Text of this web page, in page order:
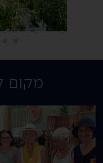
מקום